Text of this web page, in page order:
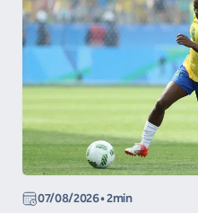
07/08/2026• 2min